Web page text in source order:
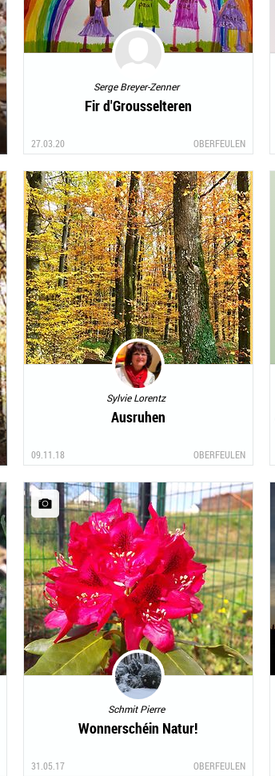
Serge Breyer-Zenner
Fir d'Grousselteren
27.03.20 OBERFEULEN
Sylvie Lorentz
Ausruhen
09.11.18 OBERFEULEN
Schmit Pierre
Wonnerschéin Natur!
31.05.17 OBERFEULEN